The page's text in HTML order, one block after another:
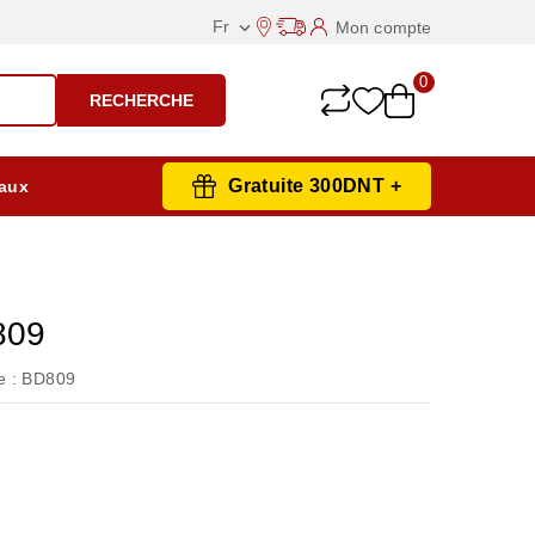
Fr  Mon compte
RECHERCHE
0
Gratuite 300DNT +
: BD809